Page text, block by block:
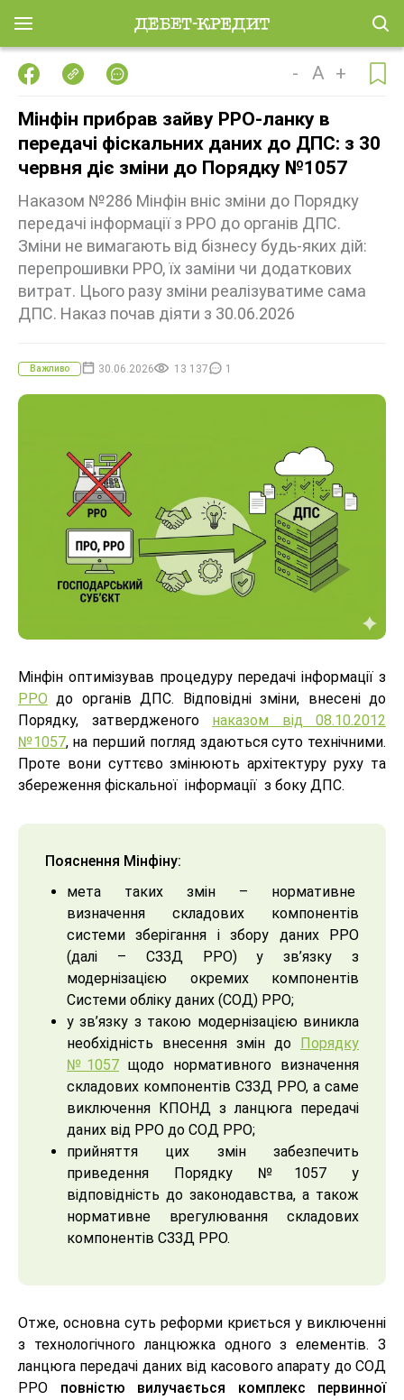
- A +
Мінфін прибрав зайву РРО-ланку в
передачі фіскальних даних до ДПС: з 30
червня діє зміни до Порядку №1057
Наказом №286 Мінфін вніс зміни до Порядку
передачі інформації з РРО до органів ДПС.
Зміни не вимагають від бізнесу будь-яких дій:
перепрошивки РРО, їх заміни чи додаткових
витрат. Цього разу зміни реалізуватиме сама
ДПС. Наказ почав діяти з 30.06.2026
Важливо 30.06.2026 13 137 1
Мінфін оптимізував процедуру передачі інформації з
РРО до органів ДПС. Відповідні зміни, внесені до
Порядку, затвердженого наказом від 08.10.2012
№1057, на перший погляд здаються суто технічними.
Проте вони суттєво змінюють архітектуру руху та
збереження фіскальної інформації з боку ДПС.
Пояснення Мінфіну:
мета таких змін – нормативне
визначення складових компонентів
системи зберігання і збору даних РРО
(далі – СЗЗД РРО) у зв’язку з
модернізацією окремих компонентів
Системи обліку даних (СОД) РРО;
у зв’язку з такою модернізацією виникла
необхідність внесення змін до Порядку
№1057 щодо нормативного визначення
складових компонентів СЗЗД РРО, а саме
виключення КПОНД з ланцюга передачі
даних від РРО до СОД РРО;
прийняття цих змін забезпечить
приведення Порядку №1057 у
відповідність до законодавства, а також
нормативне врегулювання складових
компонентів СЗЗД РРО.
Отже, основна суть реформи криється у виключенні
з технологічного ланцюжка одного з елементів. З
ланцюга передачі даних від касового апарату до СОД
РРО повністю вилучається комплекс первинної